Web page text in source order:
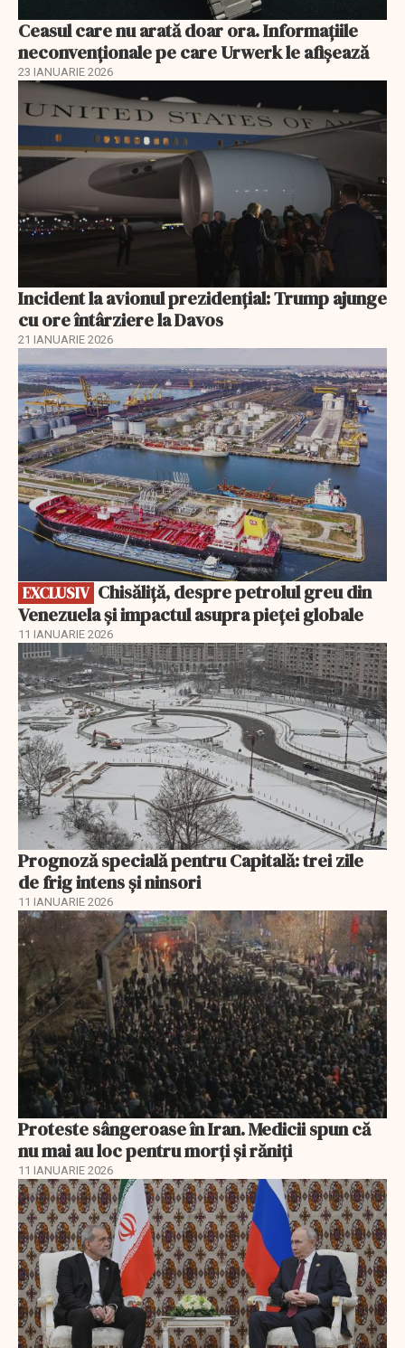
Ceasul care nu arată doar ora. Informațiile
neconvenționale pe care Urwerk le afișează
23 IANUARIE 2026
Incident la avionul prezidențial: Trump ajunge
cu ore întârziere la Davos
21 IANUARIE 2026
EXCLUSIV
EXCLUSIV
Venezuela și impactul asupra pieței globale
11 IANUARIE 2026
Prognoză specială pentru Capitală: trei zile
de frig intens și ninsori
11 IANUARIE 2026
Proteste sângeroase în Iran. Medicii spun că
nu mai au loc pentru morți și răniți
11 IANUARIE 2026